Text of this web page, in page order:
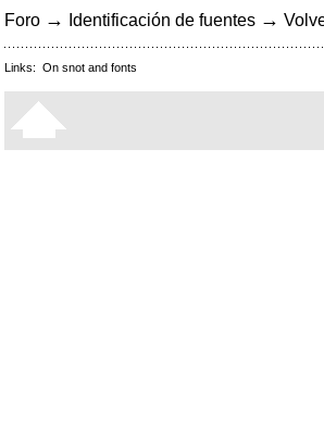
Foro → Identificación de fuentes →
Links: On snot and fonts